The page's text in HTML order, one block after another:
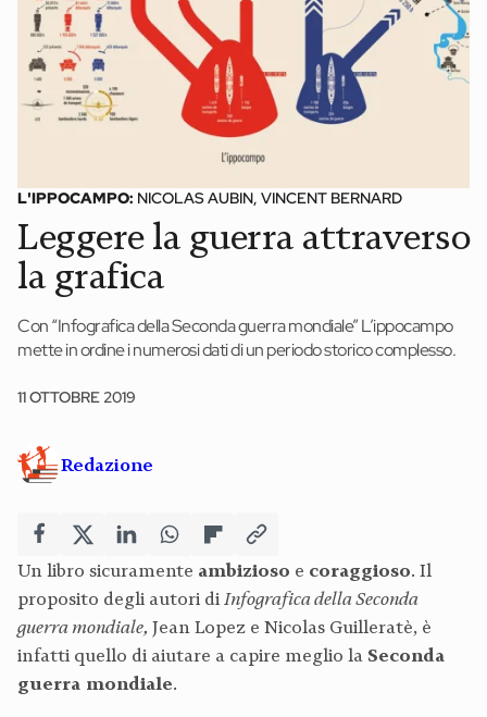
Webinar
Materiali didattici
Autori
Scrivi con noi
Contatti
Didattica Espresso
L'IPPOCAMPO: NICOLAS AUBIN, VINCENT BERNARD
Leggere la guerra attraverso
la grafica
Con “Infografica della Seconda guerra mondiale” L’ippocampo
mette in ordine i numerosi dati di un periodo storico complesso.
11 OTTOBRE 2019
Redazione
Un libro sicuramente ambizioso e coraggioso. Il
proposito degli autori di Infografica della Seconda
guerra mondiale, Jean Lopez e Nicolas Guilleratè, è
infatti quello di aiutare a capire meglio la Seconda
guerra mondiale.